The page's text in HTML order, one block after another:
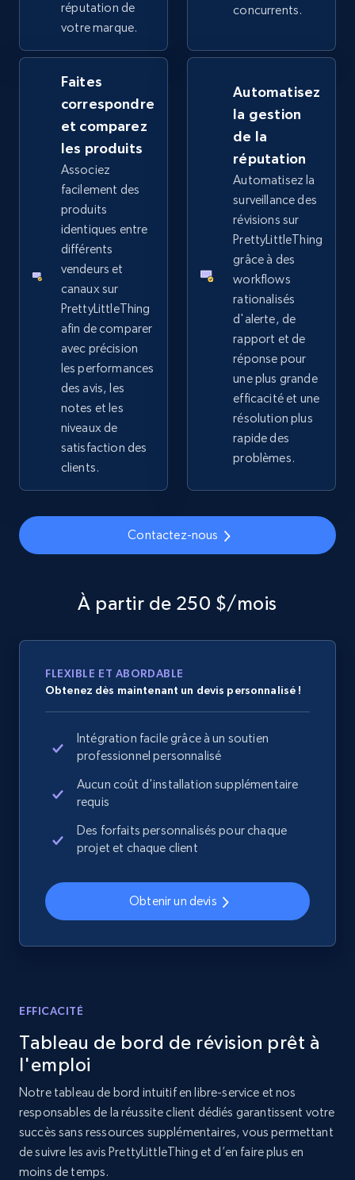
more.
2.4K+ 199+ Commencer
Google Shopping - collects products from
web using keywords
URL, Product id, Title, Product description,
Rating, Reviews count, Images, Variations, and
more.
2.4K+ Commencer
Amazon products global dataset
Title, Seller name, Brand, Description, Initial
price, Currency, Availability, Reviews count, and
more.
2.1K+ Commencer
products by specific category URL
Title, Seller name, Brand, Description, Initial
Title, Seller name, Brand, Description, Initial
more.
2.1K+ 375+ Commencer
Amazon products global dataset - Collects
Amazon products global dataset - Collect
Amazon products by seller URL
Title, Seller name, Brand, Description, Initial
price, Currency, Availability, Reviews count, and
réputation de
votre marque.
concurrents.
Faites
correspondre
et comparez
les produits
Associez
facilement des
produits
identiques entre
différents
vendeurs et
canaux sur
PrettyLittleThing
afin de comparer
avec précision
les performances
des avis, les
notes et les
niveaux de
satisfaction des
clients.
Automatisez
la gestion
de la
réputation
Automatisez la
surveillance des
révisions sur
PrettyLittleThing
grâce à des
workflows
rationalisés
d'alerte, de
rapport et de
réponse pour
une plus grande
efficacité et une
résolution plus
rapide des
problèmes.
Contactez-nous
À partir de 250 $/mois
FLEXIBLE ET ABORDABLE
Obtenez dès maintenant un devis personnalisé !
Intégration facile grâce à un soutien
professionnel personnalisé
Aucun coût d'installation supplémentaire
requis
Des forfaits personnalisés pour chaque
projet et chaque client
Obtenir un devis
EFFICACITÉ
Tableau de bord de révision prêt à
l'emploi
Notre tableau de bord intuitif en libre-service et nos
responsables de la réussite client dédiés garantissent votre
succès sans ressources supplémentaires, vous permettant
de suivre les avis PrettyLittleThing et d’en faire plus en
moins de temps.